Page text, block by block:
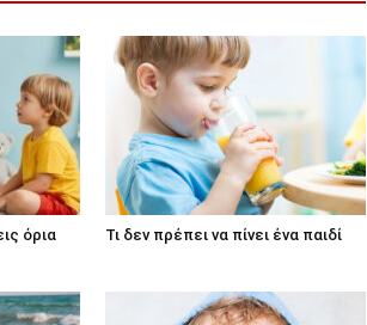
όρια
Τι δεν πρέπει να πίνει ένα παιδί